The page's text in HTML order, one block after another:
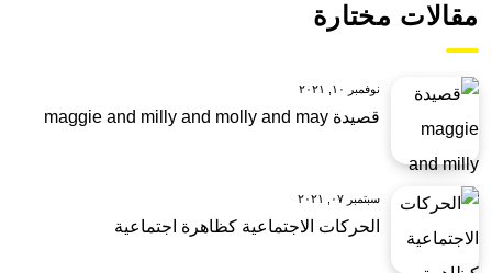
مقالات مختارة
نوفمبر ١٠, ٢٠٢١
قصيدة maggie and milly and molly and may
سبتمبر ٠٧, ٢٠٢١
الحركات الاجتماعية كظاهرة اجتماعية